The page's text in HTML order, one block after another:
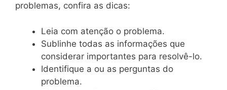
problemas, confira as dicas:
Leia com atenção o problema.
Sublinhe todas as informações que
considerar importantes para resolvê-lo.
Identifique a ou as perguntas do
problema.